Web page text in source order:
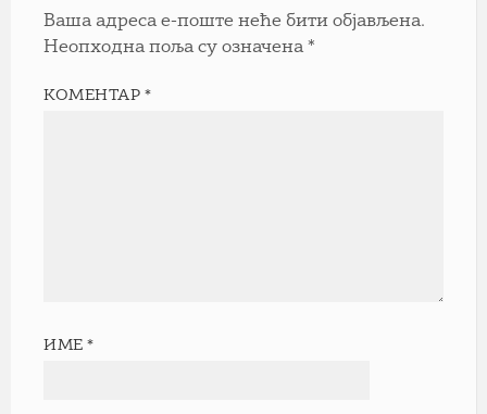
Ваша адреса е-поште неће бити објављена.
Неопходна поља су означена *
КОМЕНТАР*
ИМЕ*